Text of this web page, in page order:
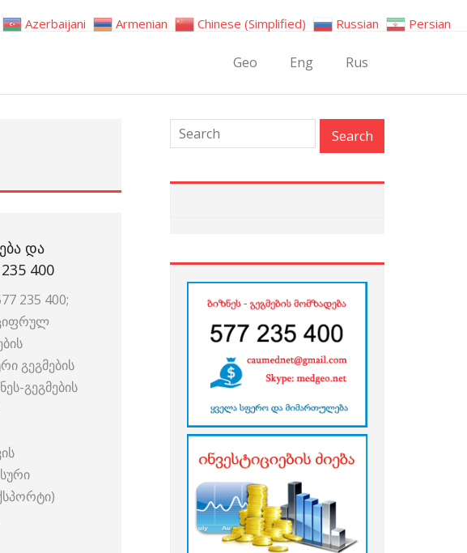
Geo Eng Rus
ᲓᲐ
400
235 400;
გეგმების
გეგმების
Azerbaijani Armenian Chinese (Simplified) Russian Persian